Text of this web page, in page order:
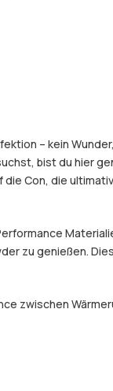
– kein
bist du hier
die Con, die
zu genießen.
zwischen